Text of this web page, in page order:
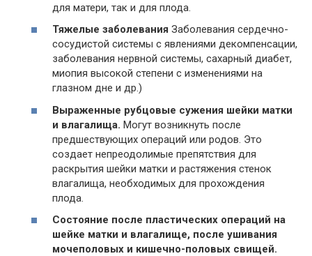
для матери, так и для плода.
Тяжелые заболевания Заболевания сердечно-
сосудистой системы с явлениями декомпенсации,
заболевания нервной системы, сахарный диабет,
миопия высокой степени с изменениями на
глазном дне и др.)
Выраженные рубцовые сужения шейки матки
и влагалища. Могут возникнуть после
предшествующих операций или родов. Это
создает непреодолимые препятствия для
раскрытия шейки матки и растяжения стенок
влагалища, необходимых для прохождения
плода.
Состояние после пластических операций на
шейке матки и влагалище, после ушивания
мочеполовых и кишечно-половых свищей.